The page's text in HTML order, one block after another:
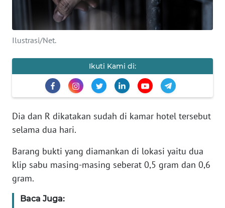
Ilustrasi/Net.
Ikuti Kami di:
Dia dan R dikatakan sudah di kamar hotel tersebut
selama dua hari.
Barang bukti yang diamankan di lokasi yaitu dua
klip sabu masing-masing seberat 0,5 gram dan 0,6
gram.
Baca Juga:
SERBA-SERBI
PENDIDIKAN
OPINI
EDITORIAL
Informasi
INDEKS
BERITA